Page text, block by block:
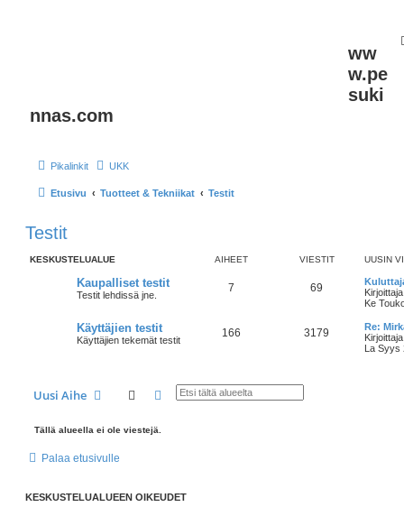
ww
w.pe
suki
nnas.com
Pikalinkit UKK
Etusivu Tuotteet & Tekniikat Testit
Testit
KESKUSTELUALUE AIHEET VIESTIT UUSIN
Kaupalliset testit
Testit lehdissä jne.
7 69
Ke
Käyttäjien testit
Käyttäjien tekemät testit
166 3179
Re:
La Syys
Uusi Aihe Etsi Tarkennettu haku
Tällä alueella ei ole viestejä.
Palaa etusivulle
KESKUSTELUALUEEN OIKEUDET